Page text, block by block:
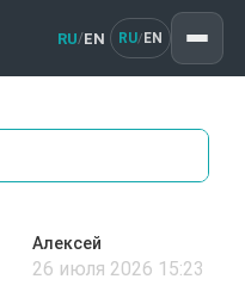
RU/EN RU/ EN
Алексей
26 июля 2026 15:23